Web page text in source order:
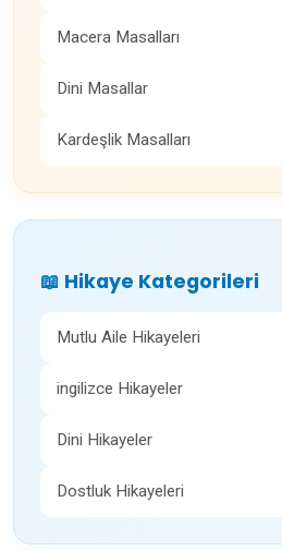
Macera Masalları
Dini Masallar
Kardeşlik Masalları
📖 Hikaye Kategorileri
Mutlu Aile Hikayeleri
ingilizce Hikayeler
Dini Hikayeler
Dostluk Hikayeleri